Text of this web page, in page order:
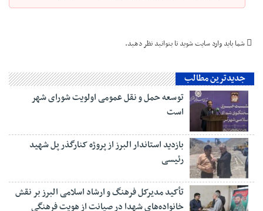
شما بایدوارد سایت شویدتا بتوانید نظر دهید.
جدیدترین مطالب
توسعه حمل و نقل عمومی اولویت شورای شهر
است
بازدید استاندار البرز از پروژه کنارگذر پل شهید
رئیسی
تأکید مدیرکل فرهنگ و ارشاد اسلامی البرز بر نقش
خانواده‌های شهدا در صیانت از هویت فرهنگی